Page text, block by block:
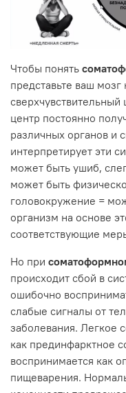
Чтобы понять
представьте ваш
центр постоянно
различных органов и
интерпретирует эти
может быть ушиб,
может быть
головокружение =
организм на основе
соответствующие
Но при
происходит сбой в
ошибочно
слабые сигналы от
заболевания. Легкое
как прединфарктное
воспринимается как
пищеварения.